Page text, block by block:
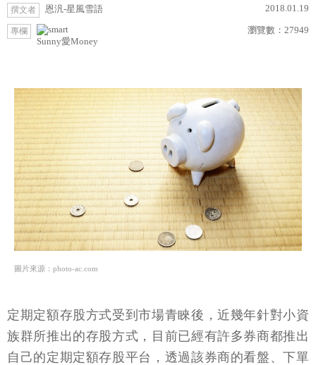
撰文者 恩汎-星風雪語 2018.01.19
專欄
Sunny愛Money
瀏覽數： 27949
圖片來源：photo-ac.com
定期定額存股方式受到市場青睞後，近幾年針對小資
族群所推出的存股方式，目前已經有許多券商都推出
自己的定期定額存股平台，透過該券商的看盤、下單